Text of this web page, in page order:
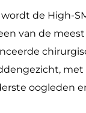
de High-
van de
oogleden